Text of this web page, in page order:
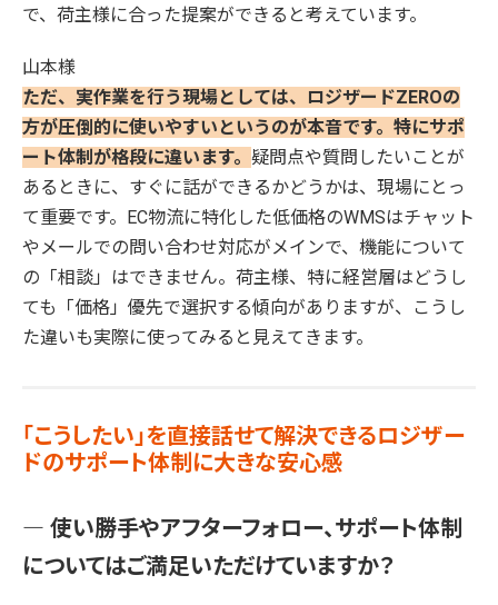
で、荷主様に合った提案ができると考えています。
山本様
ただ、実作業を行う現場としては、ロジザードZEROの
方が圧倒的に使いやすいというのが本音です。特にサポ
ート体制が格段に違います。 疑問点や質問したいことが
あるときに、すぐに話ができるかどうかは、現場にとっ
て重要です。EC物流に特化した低価格のWMSはチャット
やメールでの問い合わせ対応がメインで、機能について
の「相談」はできません。荷主様、特に経営層はどうし
ても「価格」優先で選択する傾向がありますが、こうし
た違いも実際に使ってみると見えてきます。
「こうしたい」を直接話せて解決できるロジザー
ドのサポート体制に大きな安心感
― 使い勝手やアフターフォロー、サポート体制
についてはご満足いただけていますか？